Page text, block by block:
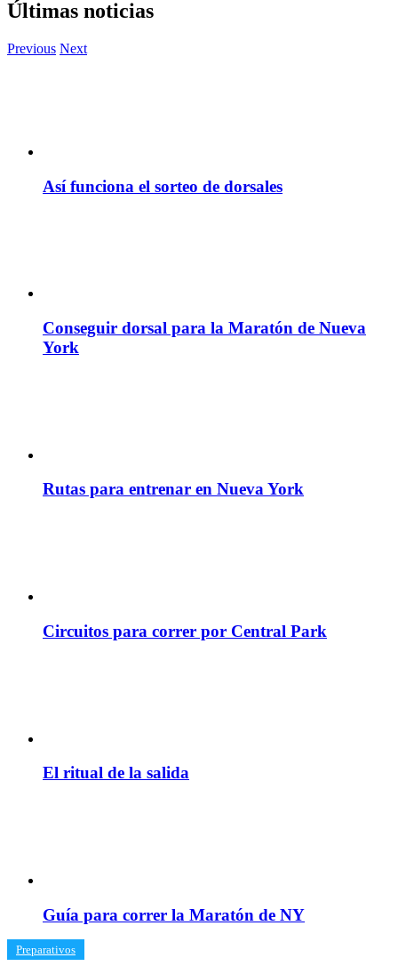
Últimas noticias
Previous Next
Así funciona el sorteo de dorsales
Conseguir dorsal para la Maratón de Nueva
York
Rutas para entrenar en Nueva York
Circuitos para correr por Central Park
El ritual de la salida
Guía para correr la Maratón de NY
​Preparativos